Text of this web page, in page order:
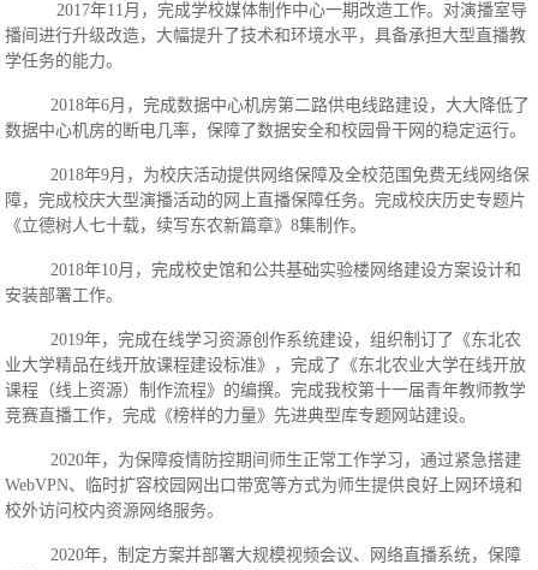
2017年11月，完成学校媒体制作中心一期改造工作。对演播室导
播间进行升级改造，大幅提升了技术和环境水平，具备承担大型直播教
学任务的能力。
2018年6月，完成数据中心机房第二路供电线路建设，大大降低了
数据中心机房的断电几率，保障了数据安全和校园骨干网的稳定运行。
2018年9月，为校庆活动提供网络保障及全校范围免费无线网络保
障，完成校庆大型演播活动的网上直播保障任务。完成校庆历史专题片
《立德树人七十载，续写东农新篇章》8集制作。
2018年10月，完成校史馆和公共基础实验楼网络建设方案设计和
安装部署工作。
2019年，完成在线学习资源创作系统建设，组织制订了《东北农
业大学精品在线开放课程建设标准》，完成了《东北农业大学在线开放
课程（线上资源）制作流程》的编撰。完成我校第十一届青年教师教学
竞赛直播工作，完成《榜样的力量》先进典型库专题网站建设。
2020年，为保障疫情防控期间师生正常工作学习，通过紧急搭建
WebVPN、临时扩容校园网出口带宽等方式为师生提供良好上网环境和
校外访问校内资源网络服务。
2020年，制定方案并部署大规模视频会议、网络直播系统，保障